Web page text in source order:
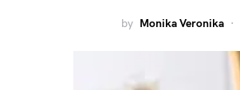
by Monika Veronika